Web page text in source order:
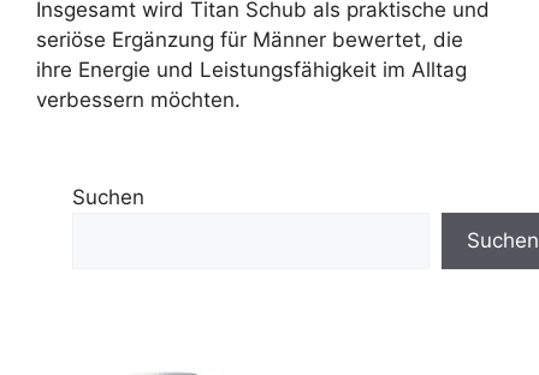
Insgesamt wird Titan Schub als praktische und
seriöse Ergänzung für Männer bewertet, die
ihre Energie und Leistungsfähigkeit im Alltag
verbessern möchten.
Suchen
Suchen